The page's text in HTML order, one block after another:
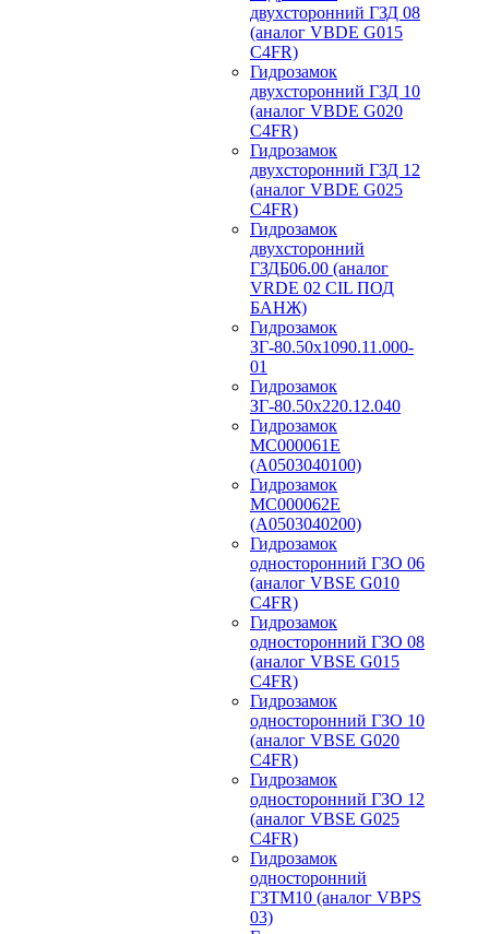
двухсторонний ГЗД 08
(аналог VBDE G015
C4FR)
Гидрозамок
двухсторонний ГЗД 10
(аналог VBDE G020
C4FR)
Гидрозамок
двухсторонний ГЗД 12
(аналог VBDE G025
C4FR)
Гидрозамок
двухсторонний
ГЗДБ06.00 (аналог
VRDE 02 CIL ПОД
БАНЖ)
Гидрозамок
ЗГ-80.50х1090.11.000-
01
Гидрозамок
ЗГ-80.50х220.12.040
Гидрозамок
МС000061Е
(А0503040100)
Гидрозамок
МС000062Е
(А0503040200)
Гидрозамок
односторонний ГЗО 06
(аналог VBSE G010
C4FR)
Гидрозамок
односторонний ГЗО 08
(аналог VBSE G015
C4FR)
Гидрозамок
односторонний ГЗО 10
(аналог VBSE G020
C4FR)
Гидрозамок
односторонний ГЗО 12
(аналог VBSE G025
C4FR)
Гидрозамок
односторонний
ГЗТМ10 (аналог VBPS
03)